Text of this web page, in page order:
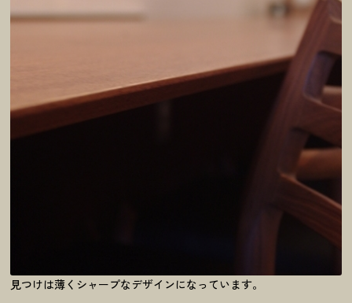
見つけは薄くシャープなデザインになっています。